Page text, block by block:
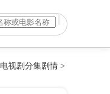
电视剧分集剧情 >